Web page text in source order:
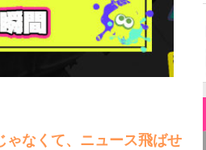
ゃなくて、ニュース飛ばせ